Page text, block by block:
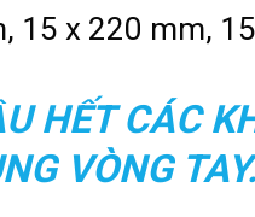
15 x 220 mm,
HẾT CÁC
VÒNG